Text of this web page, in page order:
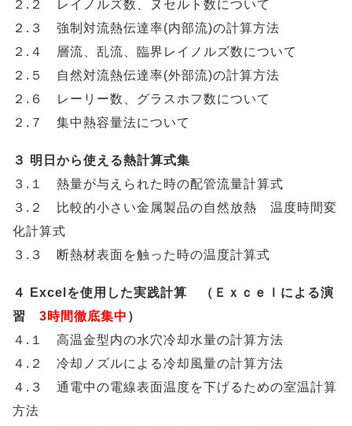
２.２ レイノルズ数、ヌセルト数について
２.３ 強制対流熱伝達率(内部流)の計算方法
２.４ 層流、乱流、臨界レイノルズ数について
２.５ 自然対流熱伝達率(外部流)の計算方法
２.６ レーリー数、グラスホフ数について
２.７ 集中熱容量法について
３ 明日から使える熱計算式集
３.１ 熱量が与えられた時の配管流量計算式
３.２ 比較的小さい金属製品の自然放熱 温度時間変
化計算式
３.３ 断熱材表面を触った時の温度計算式
４ Excelを使用した実践計算 （Ｅｘｃｅｌによる演
習 3時間徹底集中 ）
４.１ 高温金型内の水穴冷却水量の計算方法
４.２ 冷却ノズルによる冷却風量の計算方法
４.３ 通電中の電線表面温度を下げるための室温計算
方法